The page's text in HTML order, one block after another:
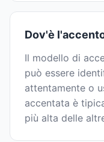
Dov'è
Il modello di
può essere
attentamente o
accentata è
più alta delle